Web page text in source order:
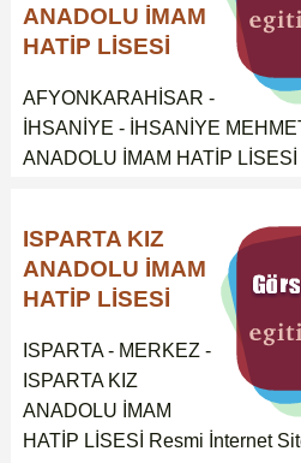
ANADOLU İMAM
HATİP LİSESİ
AFYONKARAHİSAR -
İHSANİYE - İHSANİYE
ANADOLU İMAM HATİP
ISPARTA KIZ
ANADOLU İMAM
HATİP LİSESİ
ISPARTA - MERKEZ -
ISPARTA KIZ
ANADOLU İMAM
HATİP LİSESİ Resmi İnternet